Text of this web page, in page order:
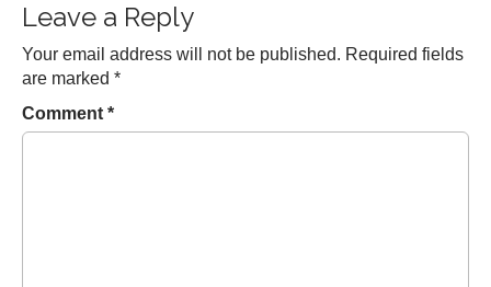
n
a
v
i
g
Leave a Reply
Your email address will not be published. Required fields
are marked *
Comment *